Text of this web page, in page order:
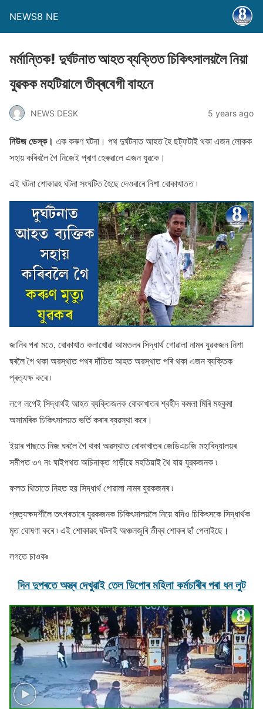
NEWS8 NE
মৰ্মান্তিক! দুৰ্ঘটনাত আহত ব্যক্তিত চিকিৎসালয়লৈ নিয়া
যুৱকক মহটিয়ালে তীব্ৰবেগী বাহনে
NEWS DESK 5 years ago
নিউজ ডেস্ক। এক কৰুণ ঘটনা। পথ দুৰ্ঘটনাত আহত হৈ ছট্ফটাই থকা এজন লােকক
সহায় কৰিবলৈ গৈ নিজেই প্ৰাণ হেৰুৱালে এজন যুৱকে।
এই ঘটনা শােকাৱহ ঘটনা সংঘটিত হৈছে দেওবাৰে নিশা বোকাখাতত ৷
জানিব পৰা মতে, বোকাখাত কলাখোৱা আমতলৰ সিদ্ধাৰ্থ গোৱালা নামৰ যুৱকজন নিশা
ঘৰলৈ গৈ থকা অৱস্থাত পথৰ দাঁতিত আহত অৱস্থাত পৰি থকা এজন ব্যক্তিক
প্ৰত্যক্ষ কৰে ৷
লগে লগেই সিদ্ধাৰ্থই আহত ব্যক্তিজনক বোকাখাতৰ শ্বহীদ কমলা মিৰি মহকুমা
অসামৰিক চিকিৎসালয়ত ভৰ্তি কৰাৰ ব্যৱস্থা কৰে।
ইয়াৰ পাছতে নিজ ঘৰলৈ গৈ থকা অৱস্থাত বোকাখাতৰ জেডিএচজি মহাবিদ্যালয়ৰ
সমীপত ৩৭ নং ঘাইপথত অচিনাক্ত গাড়ীয়ে মহতিয়াই থৈ যায় যুৱকজনক ৷
ফলত থিতাতে নিহত হয় সিদ্ধাৰ্থ গোৱালা নামৰ যুৱকজনৰ ৷
প্ৰত্যক্ষদৰ্শীলৈ তৎপৰতাৰে যুৱকজনক চিকিৎসালয়লৈ নিয়ে যদিও চিকিৎসকে সিদ্ধাৰ্থক
মৃত ঘোষণা কৰে ৷ এই শােকাৱহ ঘটনাই অঞ্চলজুৰি তীব্ৰ শােকৰ ছাঁ পেলাইছে।
লগতে চাওকঃ
দিন দুপৰতে অস্ত্ৰ দেখুৱাই তেল ডিপােৰ মহিলা কৰ্মচাৰীৰ পৰা ধন লুট